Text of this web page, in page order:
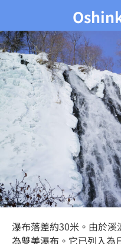
瀑布落差約30米。由於
為雙美瀑布。它已列入為